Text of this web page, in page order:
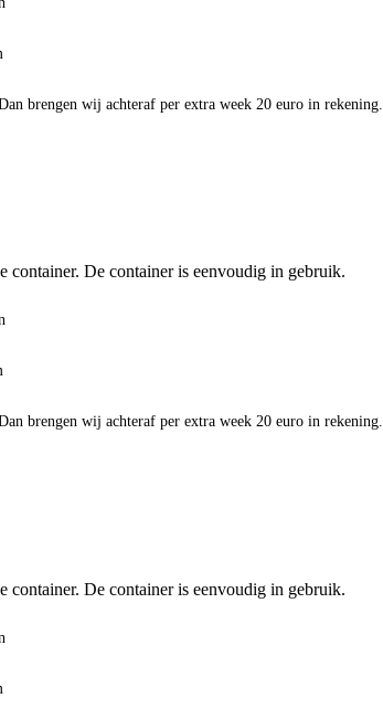
brengen wij achteraf per extra week 20 euro in rekening.
container. De container is eenvoudig in gebruik.
brengen wij achteraf per extra week 20 euro in rekening.
container. De container is eenvoudig in gebruik.